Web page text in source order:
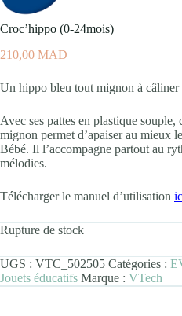
Croc’hippo (0-24mois)
210,00 MAD
Un hippo bleu tout mignon à
Avec ses pattes en plastique
mignon permet d’apaiser au mieux
Bébé. Il l’accompagne partout au
mélodies.
Télécharger le manuel d’utilisation
Rupture de stock
UGS : VTC_502505 Catégories :
Jouets éducatifs Marque : VTech